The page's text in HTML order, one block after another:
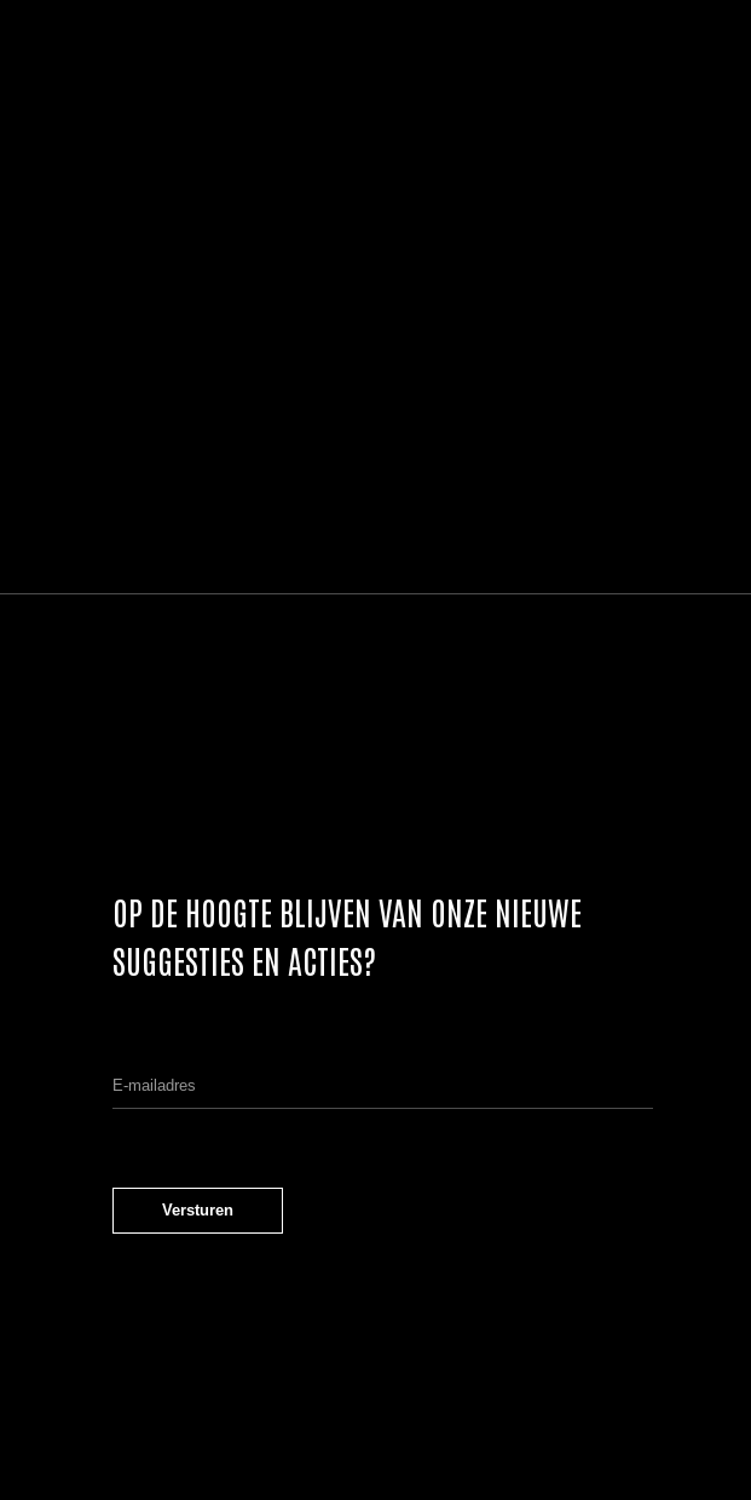
OP DE HOOGTE BLIJVEN VAN ONZE NIEUWE
SUGGESTIES EN ACTIES?